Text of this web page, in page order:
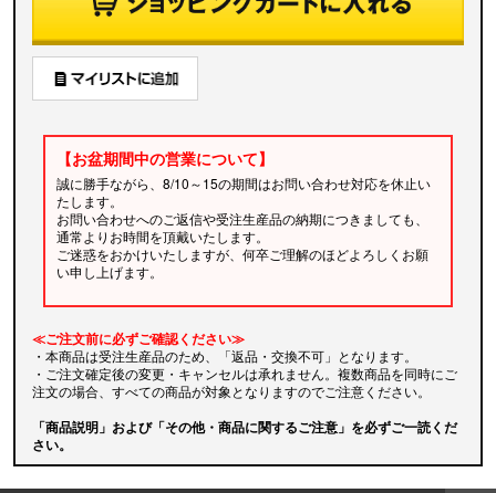
【お盆期間中の営業について】
誠に勝手ながら、8/10～15の期間はお問い合わせ対応を休止い
たします。
お問い合わせへのご返信や受注生産品の納期につきましても、
通常よりお時間を頂戴いたします。
ご迷惑をおかけいたしますが、何卒ご理解のほどよろしくお願
い申し上げます。
≪ご注文前に必ずご確認ください≫
・本商品は受注生産品のため、「返品・交換不可」となります。
・ご注文確定後の変更・キャンセルは承れません。複数商品を同時にご
注文の場合、すべての商品が対象となりますのでご注意ください。
「商品説明」および「その他・商品に関するご注意」を必ずご一読くだ
さい。